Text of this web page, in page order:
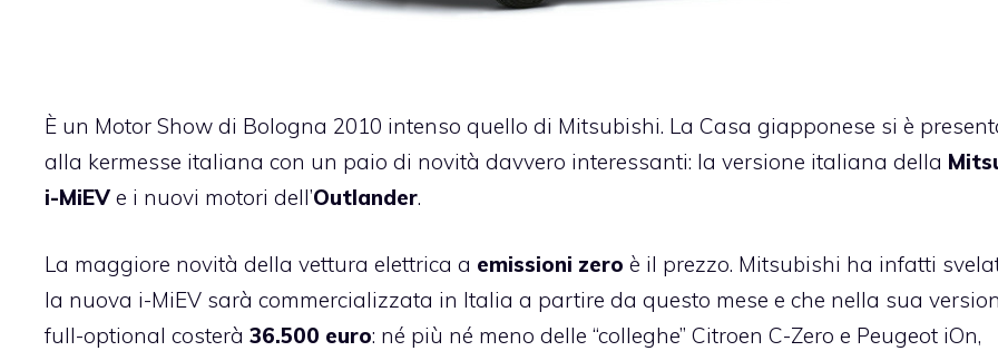
È un Motor Show di Bologna 2010 intenso quello di Mitsubishi. La Casa giapponese si è
alla kermesse italiana con un paio di novità davvero interessanti: la versione italiana della
i-MiEV e i nuovi motori dell’Outlander.
La maggiore novità della vettura elettrica a emissioni zero è il prezzo. Mitsubishi ha infatti
la nuova i-MiEV sarà commercializzata in Italia a partire da questo mese e che nella sua
full-optional costerà 36.500 euro: né più né meno delle “colleghe” Citroen C-Zero e Peugeot iOn,